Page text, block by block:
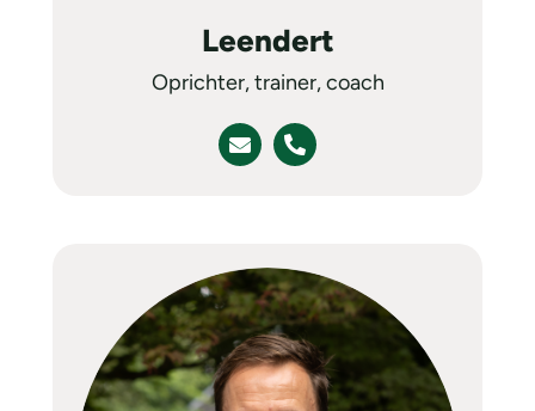
Leendert
Oprichter, trainer, coach